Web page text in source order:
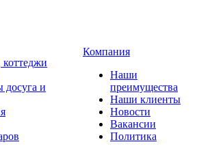
и
Компания
Наши
преимущества
Наши клиенты
Новости
Вакансии
Политика